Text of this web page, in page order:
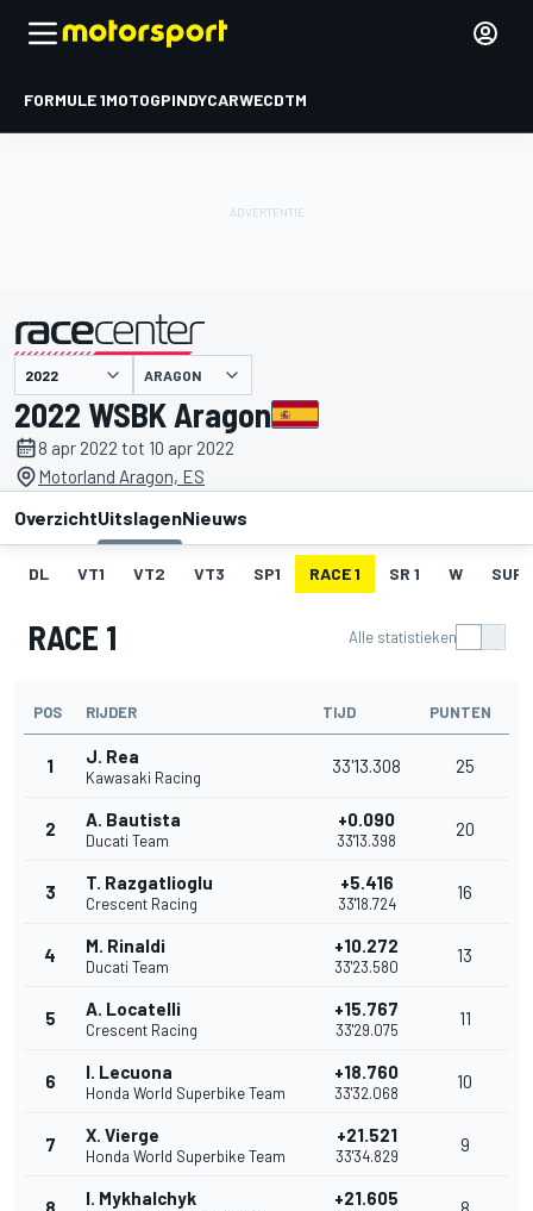
FORMULE 1MOTOGPINDYCARWECDTM
gepresenteerd door ARAGON
2022 WSBK Aragon
8 apr 2022 tot 10 apr 2022
Motorland Aragon, ES
OverzichtUitslagenNieuws
DL VT1 VT2 VT3 SP1 RACE 1 SR 1 W
RACE 1 Alle statistieken
POS RIJDER TIJD PUNTEN
1 J. Rea
Kawasaki Racing
33'13.308 25
2 A. Bautista
Ducati Team
+0.090
33'13.398
20
3 T. Razgatlioglu
Crescent Racing
+5.416
33'18.724
16
4 M. Rinaldi
Ducati Team
+10.272
33'23.580
13
5 A. Locatelli
Crescent Racing
+15.767
33'29.075
11
6 I. Lecuona
Honda World Superbike Team
+18.760
33'32.068
10
7 X. Vierge
Honda World Superbike Team
+21.521
33'34.829
9
I. Mykhalchyk +21.605